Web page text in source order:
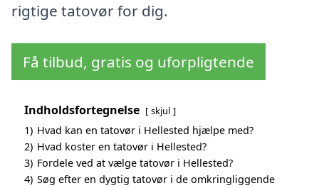
rigtige tatovør for dig.
Få tilbud, gratis og uforpligtende
Indholdsfortegnelse skjul
1) Hvad kan en tatovør i Hellested hjælpe med?
2) Hvad koster en tatovør i Hellested?
3) Fordele ved at vælge tatovør i Hellested?
4) Søg efter en dygtig tatovør i de omkringliggende